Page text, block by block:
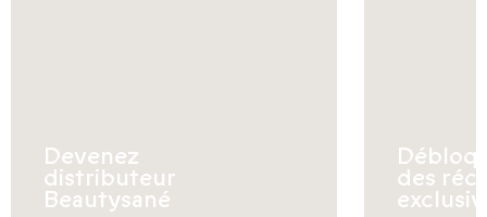
Devenez
distributeur
Beautysané
des